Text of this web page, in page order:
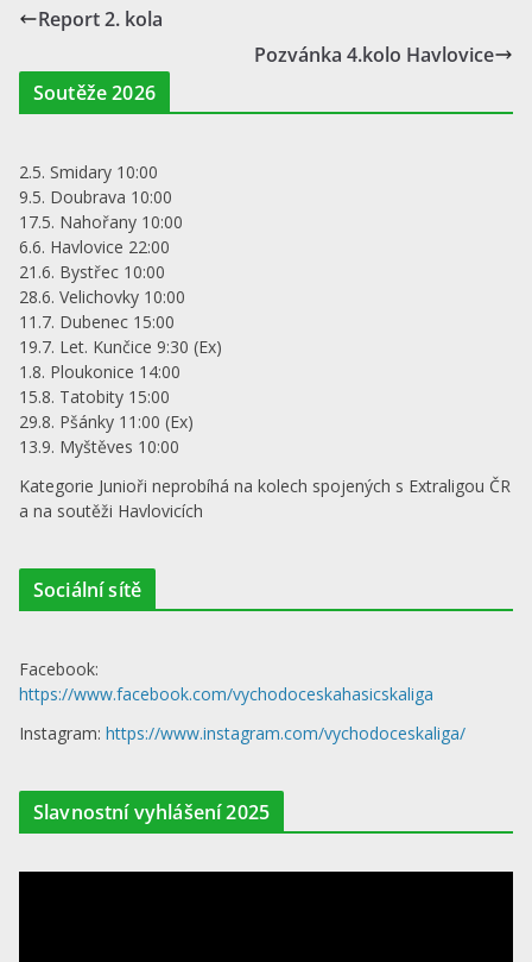
Report 2. kola
Pozvánka 4.kolo Havlovice
Soutěže 2026
2.5. Smidary 10:00
9.5. Doubrava 10:00
17.5. Nahořany 10:00
6.6. Havlovice 22:00
21.6. Bystřec 10:00
28.6. Velichovky 10:00
11.7. Dubenec 15:00
19.7. Let. Kunčice 9:30 (Ex)
1.8. Ploukonice 14:00
15.8. Tatobity 15:00
29.8. Pšánky 11:00 (Ex)
13.9. Myštěves 10:00
Kategorie Junioři neprobíhá na kolech spojených s Extraligou ČR
a na soutěži Havlovicích
Sociální sítě
Facebook:
https://www.facebook.com/vychodoceskahasicskaliga
Instagram: https://www.instagram.com/vychodoceskaliga/
Slavnostní vyhlášení 2025